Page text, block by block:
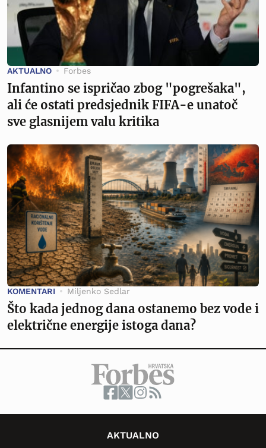
AKTUALNO Forbes
Infantino se ispričao zbog "pogrešaka",
ali će ostati predsjednik FIFA-e unatoč
sve glasnijem valu kritika
KOMENTARI Miljenko Sedlar
Što kada jednog dana ostanemo bez vode i
električne energije istoga dana?
AKTUALNO